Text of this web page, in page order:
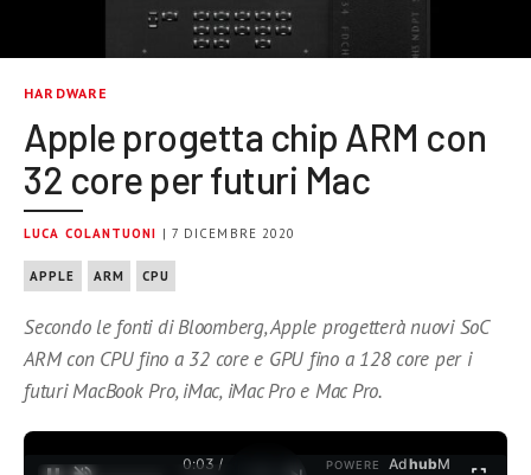
HARDWARE
Apple progetta chip ARM con
32 core per futuri Mac
LUCA COLANTUONI | 7 DICEMBRE 2020
APPLE ARM CPU
Secondo le fonti di Bloomberg, Apple progetterà nuovi SoC
ARM con CPU fino a 32 core e GPU fino a 128 core per i
futuri MacBook Pro, iMac, iMac Pro e Mac Pro.
0:04 /
POWERE
AdhubM